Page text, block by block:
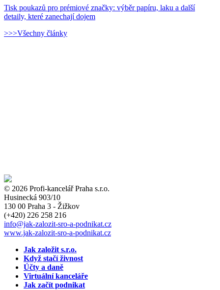
Tisk poukazů pro prémiové značky: výběr papíru, laku a další
detaily, které zanechají dojem
>>>Všechny články
© 2026 Profi-kancelář Praha s.r.o.
Husinecká 903/10
130 00 Praha 3 - Žižkov
(+420) 226 258 216
info@jak-zalozit-sro-a-podnikat.cz
www.jak-zalozit-sro-a-podnikat.cz
Jak založit s.r.o.
Když stačí živnost
Účty a daně
Virtuální kanceláře
Jak začít podnikat